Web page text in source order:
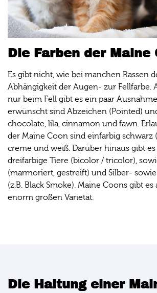
Die Farben der Maine
Es gibt nicht, wie bei manchen Rassen
Abhängigkeit der Augen- zur Fellfarbe.
nur beim Fell gibt es ein paar
erwünscht sind Abzeichen (Pointed)
chocolate, lila, cinnamon und fawn.
der Maine Coon sind einfarbig schwarz
creme und weiß. Darüber hinaus gibt
dreifarbige Tiere (bicolor / tricolor),
(marmoriert, gestreift) und Silber-
(z.B. Black Smoke). Maine Coons gibt
enorm großen Varietät.
Die Haltung einer